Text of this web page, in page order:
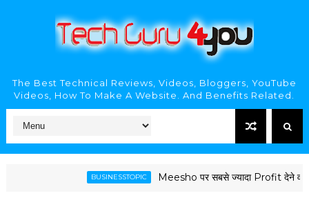
The Best Technical Reviews, Videos, Bloggers, YouTube
Videos, How To Make A Website. And Benefits Related.
BUSINESSTOPIC Meesho पर सबसे ज्यादा Profit देने वाले